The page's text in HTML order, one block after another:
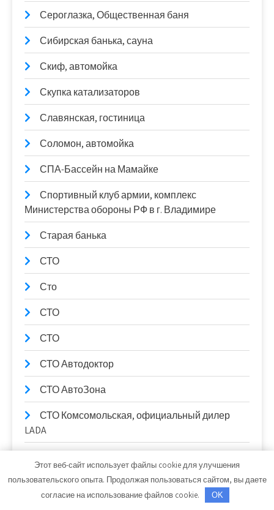
Сероглазка, Общественная баня
Сибирская банька, сауна
Скиф, автомойка
Скупка катализаторов
Славянская, гостиница
Соломон, автомойка
СПА-Бассейн на Мамайке
Спортивный клуб армии, комплекс
Министерства обороны РФ в г. Владимире
Старая банька
СТО
Сто
СТО
СТО
СТО Автодоктор
СТО АвтоЗона
СТО Комсомольская, официальный дилер
LADA
Строй-Мастер, торговый дом
Этот веб-сайт использует файлы cookie для улучшения
пользовательского опыта. Продолжая пользоваться сайтом, вы даете
согласие на использование файлов cookie.
OK